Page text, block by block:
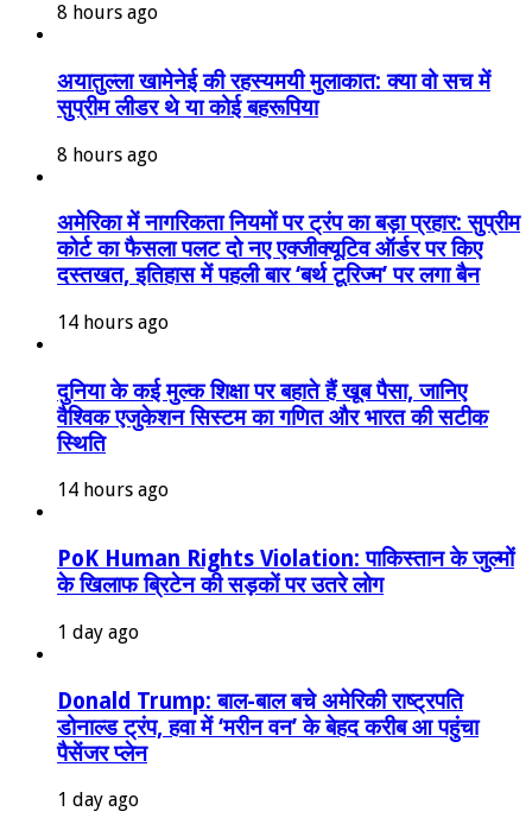
8 hours ago
अयातुल्ला खामेनेई की रहस्यमयी मुलाकात: क्या वो सच में
सुप्रीम लीडर थे या कोई बहरूपिया
8 hours ago
अमेरिका में नागरिकता नियमों पर ट्रंप का बड़ा प्रहार: सुप्रीम
कोर्ट का फैसला पलट दो नए एक्जीक्यूटिव ऑर्डर पर किए
दस्तखत, इतिहास में पहली बार ‘बर्थ टूरिज्म’ पर लगा बैन
14 hours ago
दुनिया के कई मुल्क शिक्षा पर बहाते हैं खूब पैसा, जानिए
वैश्विक एजुकेशन सिस्टम का गणित और भारत की सटीक
स्थिति
14 hours ago
PoK Human Rights Violation: पाकिस्तान के जुल्मों
के खिलाफ ब्रिटेन की सड़कों पर उतरे लोग
1 day ago
Donald Trump: बाल-बाल बचे अमेरिकी राष्ट्रपति
डोनाल्ड ट्रंप, हवा में ‘मरीन वन’ के बेहद करीब आ पहुंचा
पैसेंजर प्लेन
1 day ago